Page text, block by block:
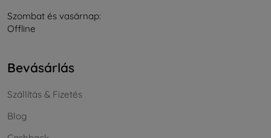
Szombat és vasárnap:
Offline
Bevásárlás
Szállítás & Fizetés
Blog